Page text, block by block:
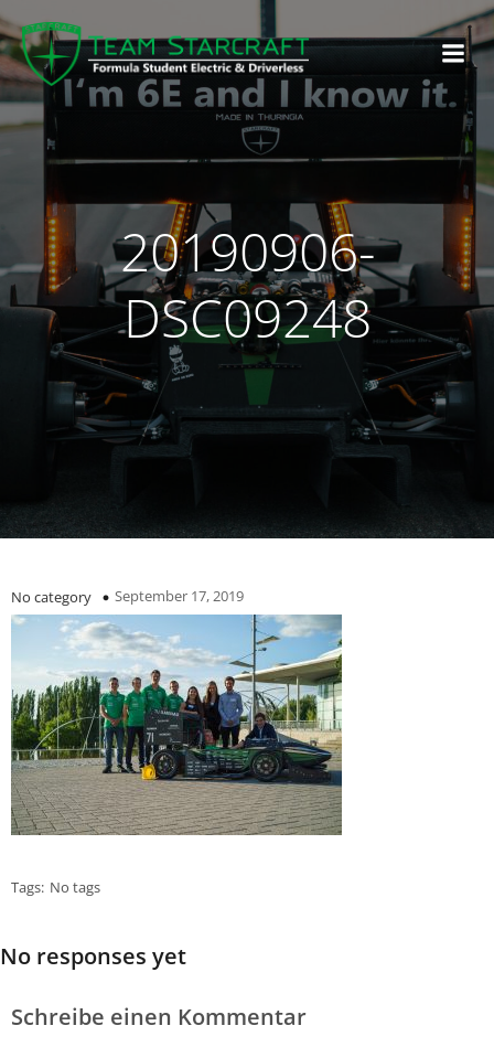
20190906-
DSC09248
No category September 17, 2019
Tags: No tags
No responses yet
Schreibe einen Kommentar